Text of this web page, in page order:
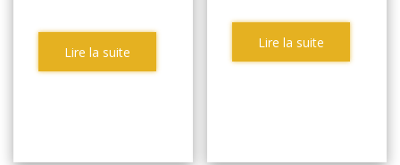
Lire la suite
Lire la suite